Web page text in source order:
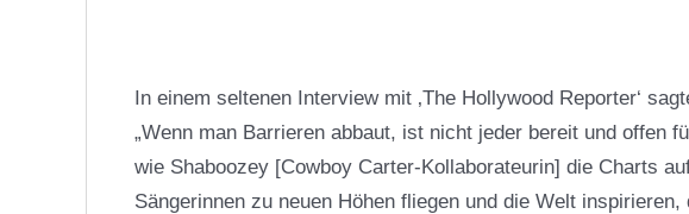
In einem seltenen Interview mit ‚The Hollywood Reporter‘
„Wenn man Barrieren abbaut, ist nicht jeder bereit und offen
wie Shaboozey [Cowboy Carter-Kollaborateurin] die Charts
Sängerinnen zu neuen Höhen fliegen und die Welt